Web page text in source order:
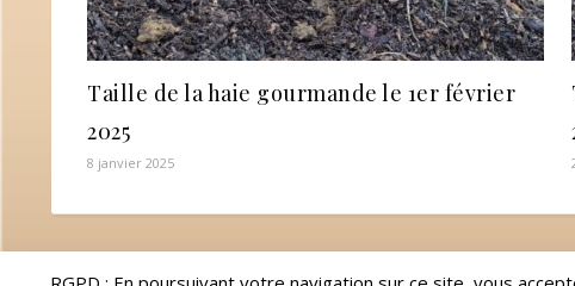
Taille de la haie gourmande le 1er février
2025
8 janvier 2025